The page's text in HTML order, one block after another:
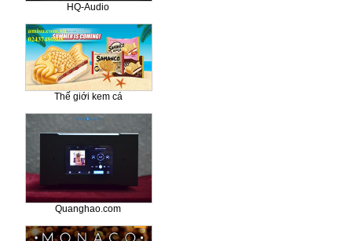
HQ-Audio
Thế giới kem cá
Quanghao.com